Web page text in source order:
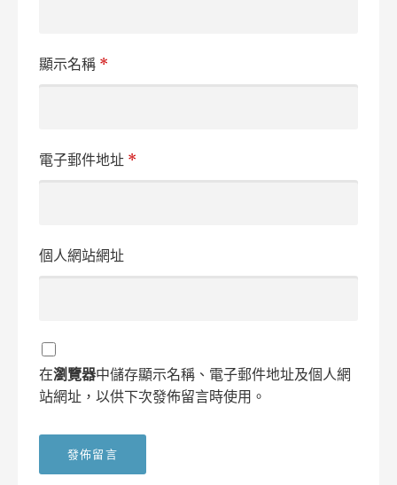
顯示名稱 *
電子郵件地址 *
個人網站網址
在瀏覽器中儲存顯示名稱、電子郵件地址及個人網
站網址，以供下次發佈留言時使用。